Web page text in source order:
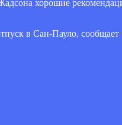
хорошие
в Сан-Пауло, сообщает